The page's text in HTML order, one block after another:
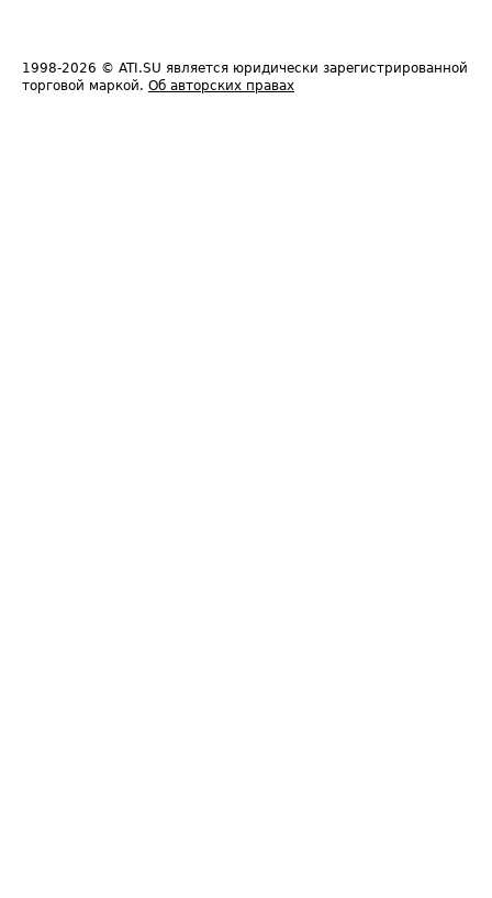
1998-2026 © ATI.SU является юридически зарегистрированной
торговой маркой. Об авторских правах